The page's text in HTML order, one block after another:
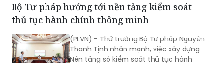
Bộ Tư pháp hướng tới nền tảng kiểm soát
thủ tục hành chính thông minh
(PLVN) - Thứ trưởng Bộ Tư pháp Nguyễn
Thanh Tịnh nhấn mạnh, việc xây dựng
Nền tảng số kiểm soát thủ tục hành